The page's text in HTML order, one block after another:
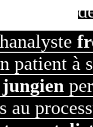
patient à
jungien
au